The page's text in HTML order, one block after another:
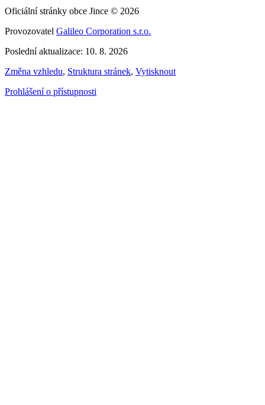
Oficiální stránky obce Jince © 2026
Provozovatel Galileo Corporation s.r.o.
Poslední aktualizace: 10. 8. 2026
Změna vzhledu, Struktura stránek, Vytisknout
Prohlášení o přístupnosti